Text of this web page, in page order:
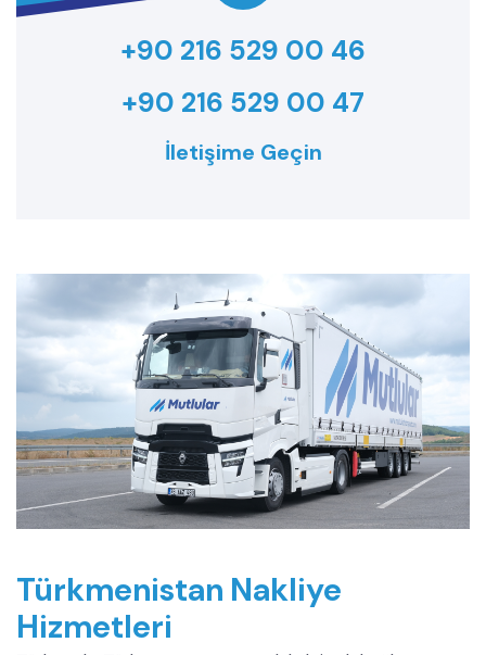
+90 216 529 00 46
+90 216 529 00 47
İletişime Geçin
Türkmenistan Nakliye
Hizmetleri